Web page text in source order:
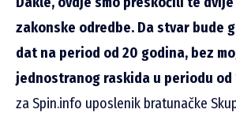
zakonske odredbe. Da stvar bude
dat na period od 20 godina, bez
jednostranog raskida u periodu od
za Spin.info uposlenik bratunačke